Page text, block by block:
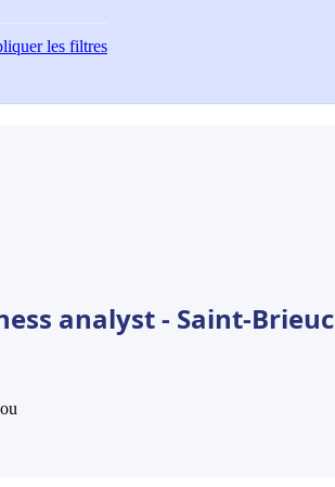
les filtres
analyst - Saint-Brieuc